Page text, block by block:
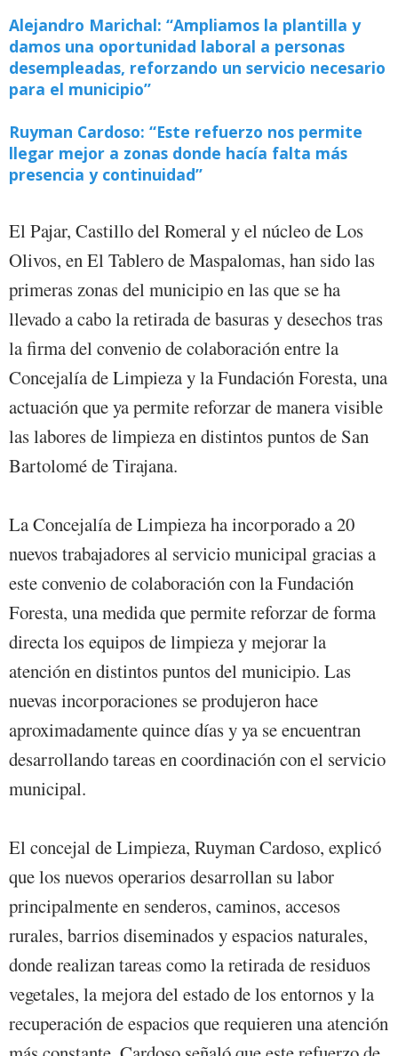
Alejandro Marichal: “Ampliamos la plantilla y
damos una oportunidad laboral a personas
desempleadas, reforzando un servicio necesario
para el municipio”
Ruyman Cardoso: “Este refuerzo nos permite
llegar mejor a zonas donde hacía falta más
presencia y continuidad”
El Pajar, Castillo del Romeral y el núcleo de Los
Olivos, en El Tablero de Maspalomas, han sido las
primeras zonas del municipio en las que se ha
llevado a cabo la retirada de basuras y desechos tras
la firma del convenio de colaboración entre la
Concejalía de Limpieza y la Fundación Foresta, una
actuación que ya permite reforzar de manera visible
las labores de limpieza en distintos puntos de San
Bartolomé de Tirajana.
La Concejalía de Limpieza ha incorporado a 20
nuevos trabajadores al servicio municipal gracias a
este convenio de colaboración con la Fundación
Foresta, una medida que permite reforzar de forma
directa los equipos de limpieza y mejorar la
atención en distintos puntos del municipio. Las
nuevas incorporaciones se produjeron hace
aproximadamente quince días y ya se encuentran
desarrollando tareas en coordinación con el servicio
municipal.
El concejal de Limpieza, Ruyman Cardoso, explicó
que los nuevos operarios desarrollan su labor
principalmente en senderos, caminos, accesos
rurales, barrios diseminados y espacios naturales,
donde realizan tareas como la retirada de residuos
vegetales, la mejora del estado de los entornos y la
recuperación de espacios que requieren una atención